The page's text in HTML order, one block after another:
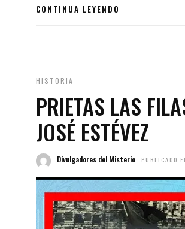
CONTINUA LEYENDO
HISTORIA
PRIETAS LAS
JOSÉ ESTÉVEZ
Divulgadores del Misterio PUBLICADO